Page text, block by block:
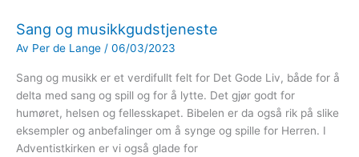
Sang og musikkgudstjeneste
Av Per de Lange / 06/03/2023
Sang og musikk er et verdifullt felt for Det Gode Liv, både for å
delta med sang og spill og for å lytte. Det gjør godt for
humøret, helsen og fellesskapet. Bibelen er da også rik på slike
eksempler og anbefalinger om å synge og spille for Herren. I
Adventistkirken er vi også glade for